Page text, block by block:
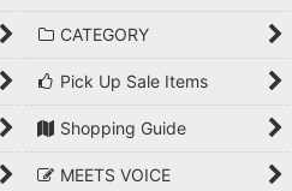
CATEGORY
Pick Up Sale Items
Shopping Guide
MEETS VOICE